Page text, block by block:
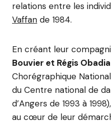
relations entre les
Vaffan de 1984.
En créant leur
Bouvier et Régis Obadia
Chorégraphique
du Centre national de
d’Angers de 1993 à
au cœur de leur